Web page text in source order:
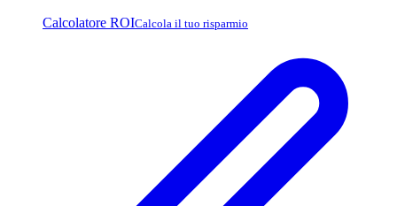
Calcolatore ROICalcola il tuo risparmio